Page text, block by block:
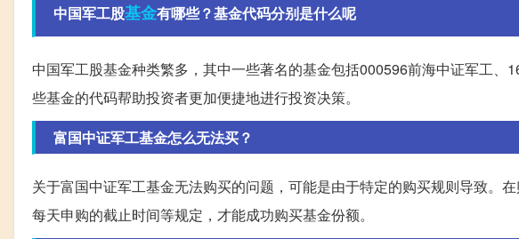
中国军工股基金有哪些？基金代码分别是什么呢
中国军工股基金种类繁多，其中一些著名的基金包括000596前海中证军工
些基金的代码帮助投资者更加便捷地进行投资决策。
富国中证军工基金怎么无法买？
关于富国中证军工基金无法购买的问题，可能是由于特定的购买规则导致。
每天申购的截止时间等规定，才能成功购买基金份额。